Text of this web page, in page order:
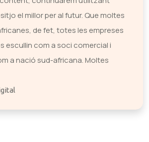
el millor per al futur. Que moltes
de fet, totes les empreses
escullin com a soci comercial i
a nació sud-africana. Moltes